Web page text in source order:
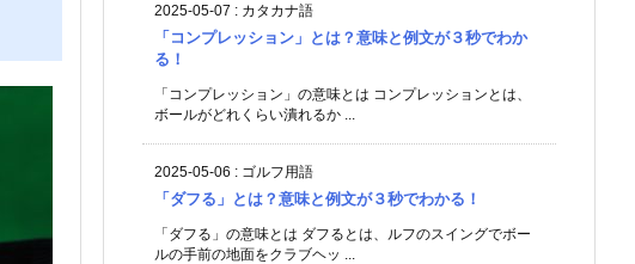
2025-05-07 : カタカナ語
「コンプレッション」とは？意味と例文が３秒でわか
る！
「コンプレッション」の意味とは コンプレッションとは、
ボールがどれくらい潰れるか ...
2025-05-06 : ゴルフ用語
「ダフる」とは？意味と例文が３秒でわかる！
「ダフる」の意味とは ダフるとは、ルフのスイングでボー
ルの手前の地面をクラブヘッ ...